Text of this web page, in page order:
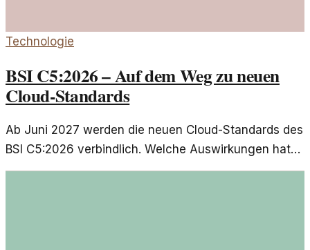
Technologie
BSI C5:2026 – Auf dem Weg zu neuen
Cloud-Standards
Ab Juni 2027 werden die neuen Cloud-Standards des
BSI C5:2026 verbindlich. Welche Auswirkungen hat
das auf Unternehmen und welche Fragen bleiben